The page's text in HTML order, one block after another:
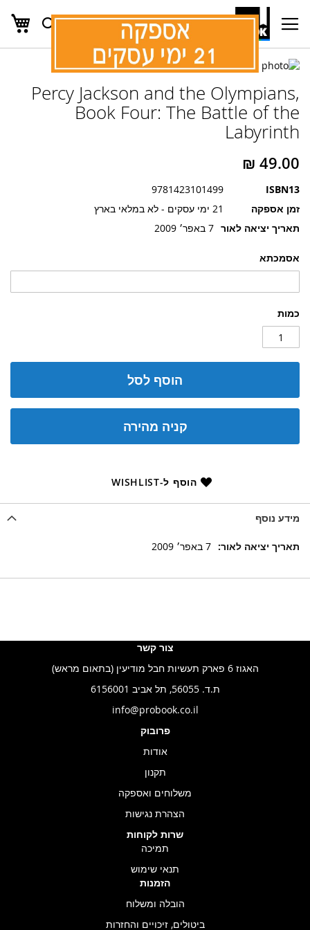
Skip
Content
חפש
אסמכתא
כמות
הוסף לסל
קניה מהירה
הוסף ל-WISHLIST
Percy Jackson and the Olympians,
Book Four: The Battle of the
Labyrinth
ISBN13
9781423101499
זמן אספקה
21 ימי עסקים - לא במלאי בארץ
תאריך יציאה לאור 7 באפר׳ 2009
לדלג
של
גלריית
תמונות
להתחלה
של
גלריית
תמונות
מידע נוסף
מידע
7 באפר׳ 2009
צור קשר
האגוז 6 פארק תעשיות חבל מודיעין (בתאום מראש)
ת.ד. 56055, תל אביב 6156001
info@probook.co.il
פרובוק
אודות
תקנון
משלוחים ואספקה
הצהרת נגישות
שרות לקוחות
תמיכה
תנאי שימוש
הזמנות
הובלה ומשלוח
ביטולים, זיכויים והחזרות